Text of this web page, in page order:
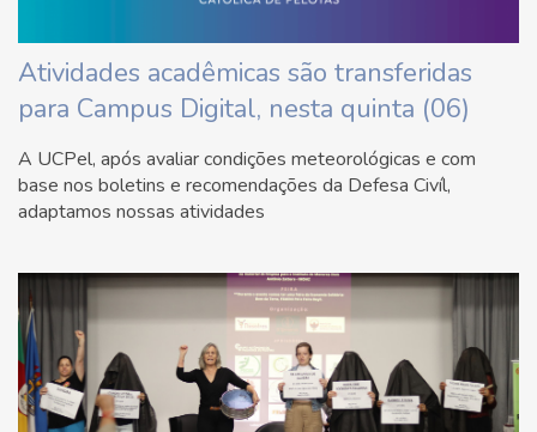
Atividades acadêmicas são transferidas
para Campus Digital, nesta quinta (06)
A UCPel, após avaliar condições meteorológicas e com
base nos boletins e recomendações da Defesa Civíl,
adaptamos nossas atividades